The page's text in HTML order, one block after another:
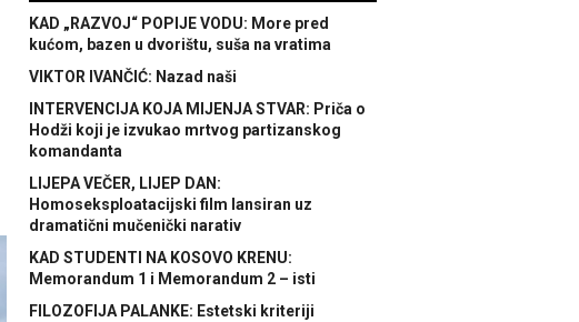
KAD „RAZVOJ“ POPIJE VODU: More pred
kućom, bazen u dvorištu, suša na vratima
VIKTOR IVANČIĆ: Nazad naši
INTERVENCIJA KOJA MIJENJA STVAR: Priča o
Hodži koji je izvukao mrtvog partizanskog
komandanta
LIJEPA VEČER, LIJEP DAN:
Homoseksploatacijski film lansiran uz
dramatični mučenički narativ
KAD STUDENTI NA KOSOVO KRENU:
Memorandum 1 i Memorandum 2 – isti
FILOZOFIJA PALANKE: Estetski kriteriji